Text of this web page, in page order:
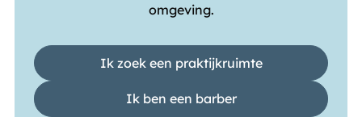
omgeving.
Ik zoek een praktijkruimte
Ik ben een barber